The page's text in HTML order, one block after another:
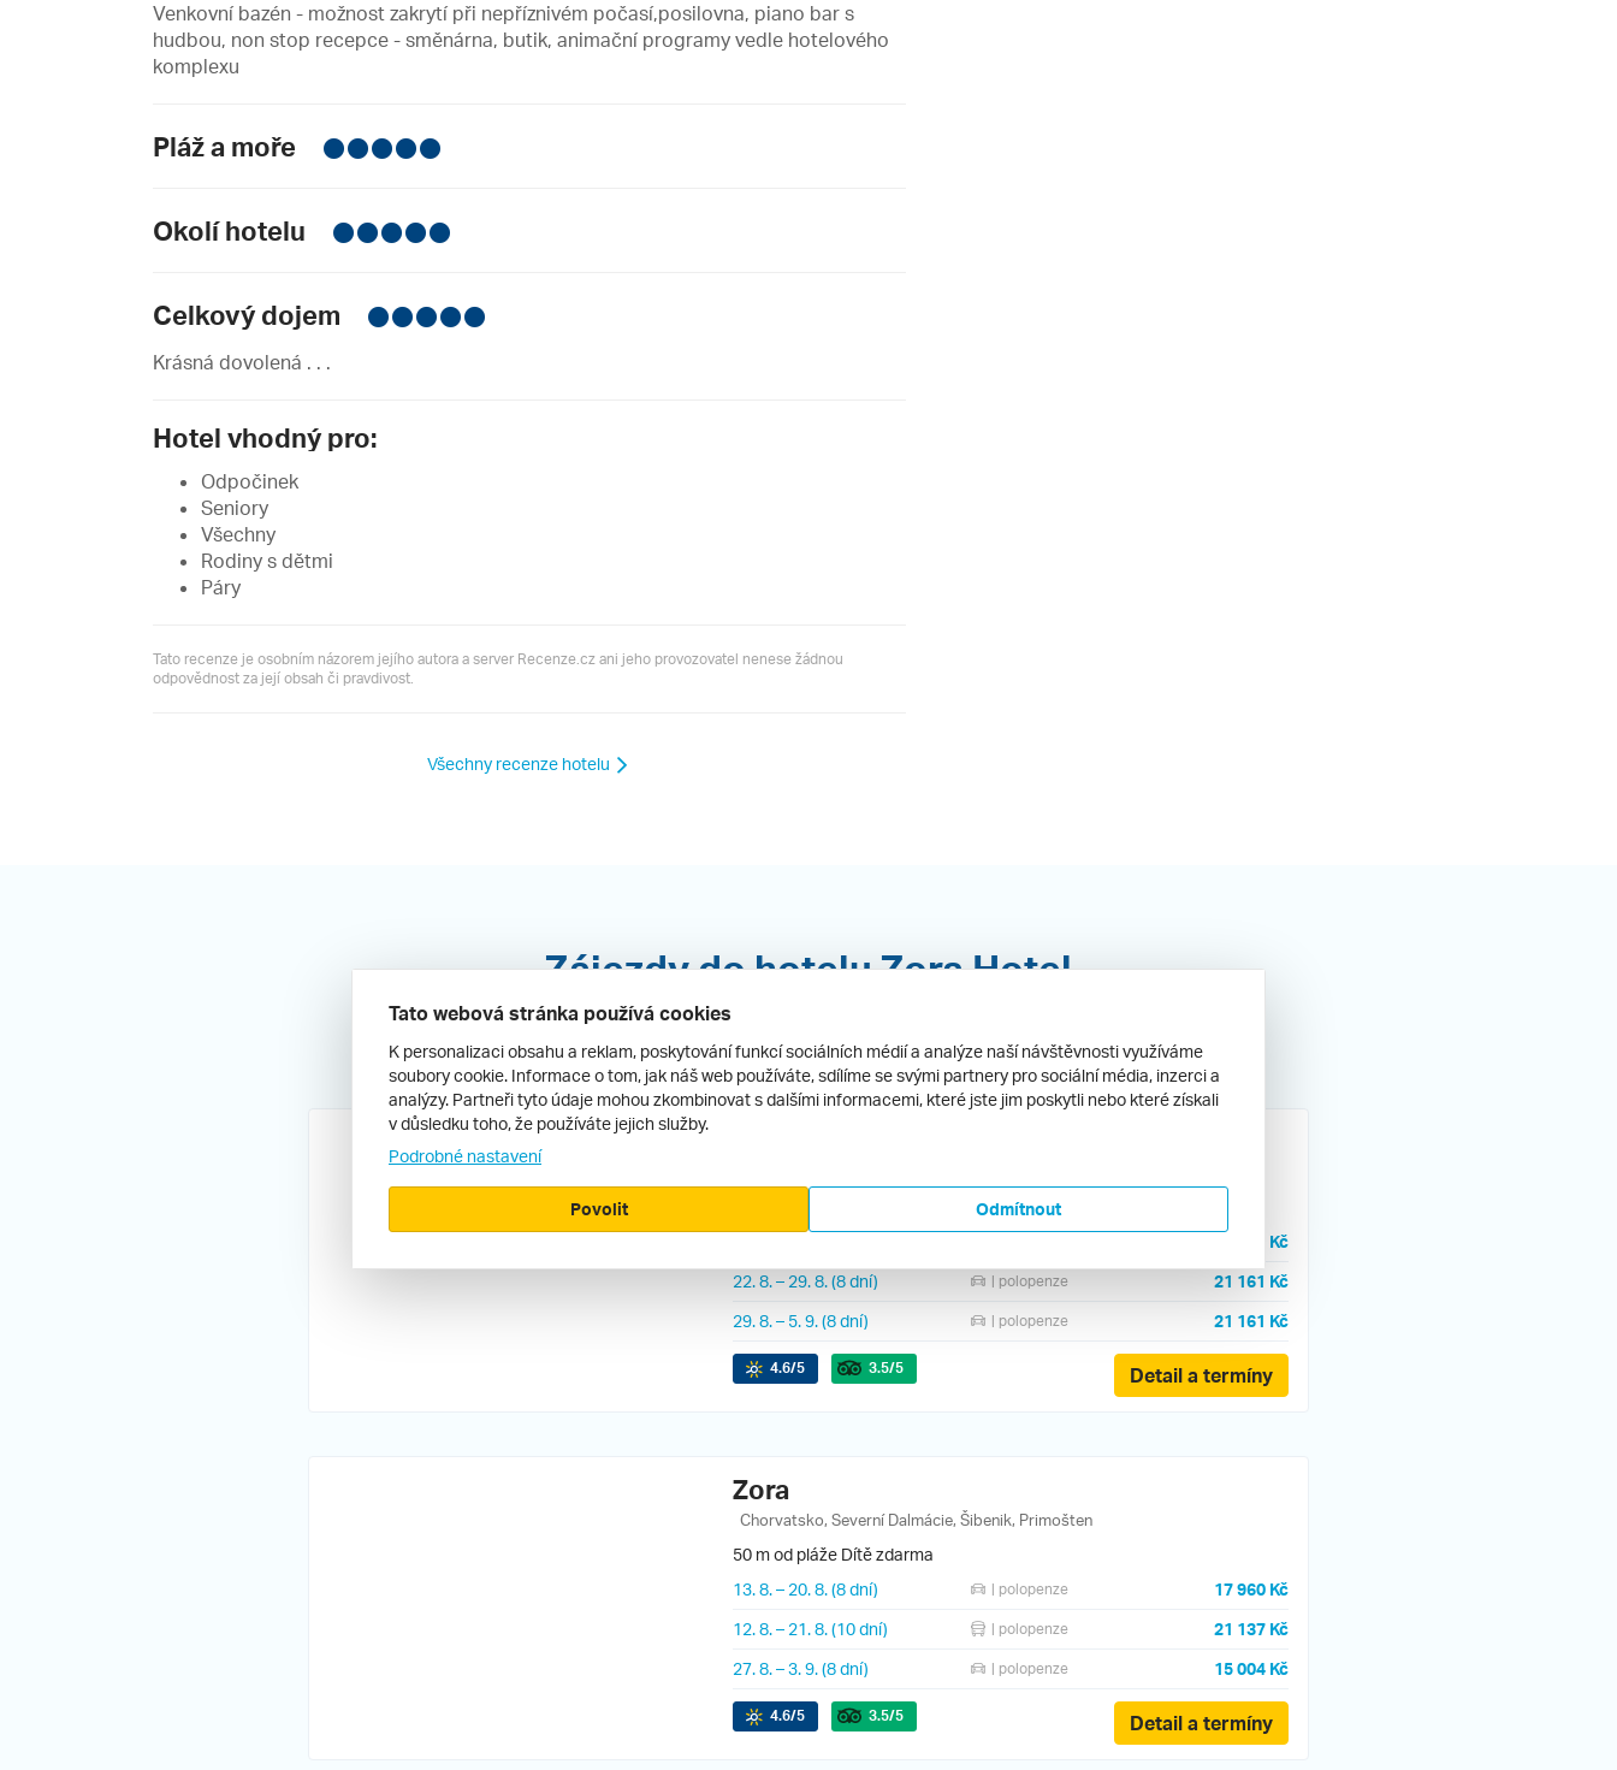
Venkovní bazén - možnost zakrytí při nepříznivém počasí,posilovna, piano bar s
hudbou, non stop recepce - směnárna, butik, animační programy vedle hotelového
komplexu
Pláž a moře
Okolí hotelu
Celkový dojem
Krásná dovolená . . .
Hotel vhodný pro:
Odpočinek
Seniory
Všechny
Rodiny s dětmi
Páry
Tato recenze je osobním názorem jejího autora a server Recenze.cz ani jeho provozovatel nenese žádnou
odpovědnost za její obsah či pravdivost.
Všechny recenze hotelu
Zájezdy do hotelu Zora Hotel
22 578 Kč
22. 8.– 29. 8.(8 dní) | polopenze
21 161 Kč
29. 8.– 5. 9.(8 dní) | polopenze 21 161 Kč
4.6/5 3.5/5 Detail a termíny
Zora
Chorvatsko, Severní Dalmácie, Šibenik, Primošten
50 m od pláže Dítě zdarma
13. 8.– 20. 8.(8 dní) | polopenze
17 960 Kč
12. 8.– 21. 8.(10 dní) | polopenze
21 137 Kč
27. 8.–3. 9.(8 dní) | polopenze 15 004 Kč
4.6/5 3.5/5 Detail a termíny
Tato webová stránka používá cookies
K personalizaci obsahu a reklam, poskytování funkcí sociálních médií a analýze naší návštěvnosti využíváme
soubory cookie. Informace o tom, jak náš web používáte, sdílíme se svými partnery pro sociální média, inzerci a
analýzy. Partneři tyto údaje mohou zkombinovat s dalšími informacemi, které jste jim poskytli nebo které získali
v důsledku toho, že používáte jejich služby.
Podrobné nastavení
Odmítnout
Povolit